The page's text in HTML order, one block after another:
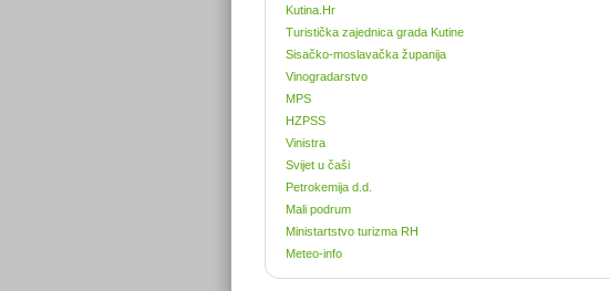
Kutina.Hr
Turistička zajednica grada Kutine
Sisačko-moslavačka županija
Vinogradarstvo
MPS
HZPSS
Vinistra
Svijet u čaši
Petrokemija d.d.
Mali podrum
Ministartstvo turizma RH
Meteo-info